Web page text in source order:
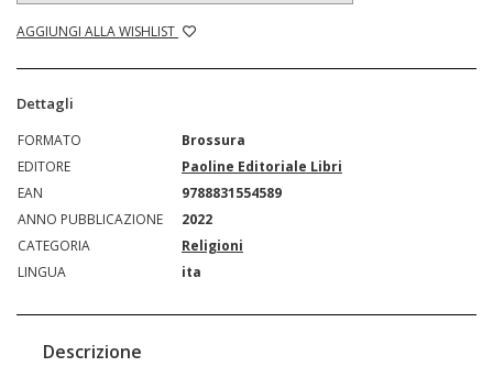
AGGIUNGI ALLA WISHLIST
Dettagli
FORMATO
Brossura
EDITORE
Paoline Editoriale Libri
EAN
9788831554589
ANNO PUBBLICAZIONE
2022
CATEGORIA
Religioni
LINGUA
ita
Descrizione